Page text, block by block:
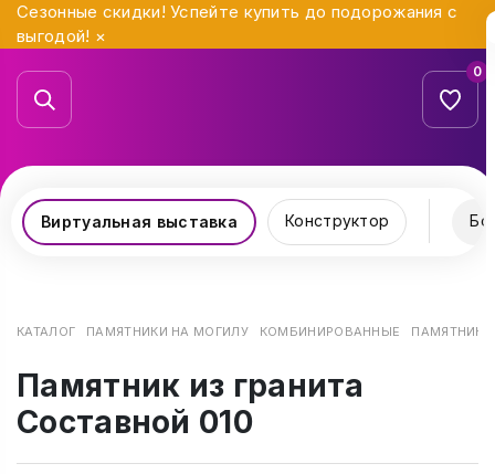
Сезонные скидки! Успейте купить до подорожания с
выгодой! ×
0
Виртуальная выставка Конструктор
КАТАЛОГ ПАМЯТНИКИ НА МОГИЛУ КОМБИНИРОВАННЫЕ ПАМЯТНИК
Памятник из гранита
Составной 010